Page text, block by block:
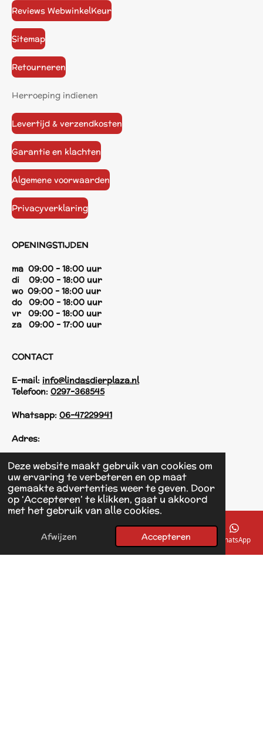
Deze website maakt gebruik van cookies om
uw ervaring te verbeteren en op maat
gemaakte advertenties weer te geven. Door
op ‘Accepteren’ te klikken, gaat u akkoord
met het gebruik van alle cookies.
Afwijzen Accepteren
Reviews WebwinkelKeur
Sitemap
Retourneren
Herroeping indienen
Levertijd & verzendkosten
Garantie en klachten
Algemene voorwaarden
Privacyverklaring
OPENINGSTIJDEN
ma 09:00 - 18:00 uur
di 09:00 - 18:00 uur
wo 09:00 - 18:00 uur
do 09:00 - 18:00 uur
vr 09:00 - 18:00 uur
za 09:00 - 17:00 uur
CONTACT
E-mail: info@lindasdierplaza.nl
Telefoon: 0297-368545
Whatsapp: 06-47229941
Adres:
Einsteinstraat 125
1433 KH Kudelstaart
F
a
o
© 2017 - 2026 Linda's Dierplaza
E-mailadres Telefoonnummer Kaart Facebook WhatsApp